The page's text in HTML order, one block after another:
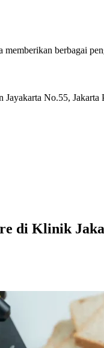
berbagai
No.55, Jakarta
di Klinik